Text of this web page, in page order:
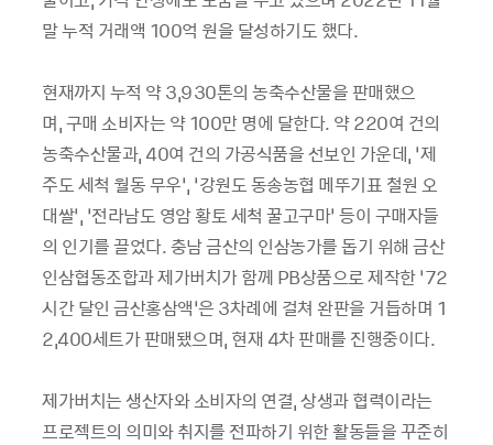
말 누적 거래액 100억 원을 달성하기도 했다.
현재까지 누적 약 3,930톤의 농축수산물을 판매했으
며, 구매 소비자는 약 100만 명에 달한다. 약 220여 건의
농축수산물과, 40여 건의 가공식품을 선보인 가운데, ‘제
주도 세척 월동 무우’, ‘강원도 동송농협 메뚜기표 철원 오
대쌀’, ‘전라남도 영암 황토 세척 꿀고구마’ 등이 구매자들
의 인기를 끌었다. 충남 금산의 인삼농가를 돕기 위해 금산
인삼협동조합과 제가버치가 함께 PB상품으로 제작한 ‘72
시간 달인 금산홍삼액’은 3차례에 걸쳐 완판을 거듭하며 1
2,400세트가 판매됐으며, 현재 4차 판매를 진행중이다.
제가버치는 생산자와 소비자의 연결, 상생과 협력이라는
프로젝트의 의미와 취지를 전파하기 위한 활동들을 꾸준히